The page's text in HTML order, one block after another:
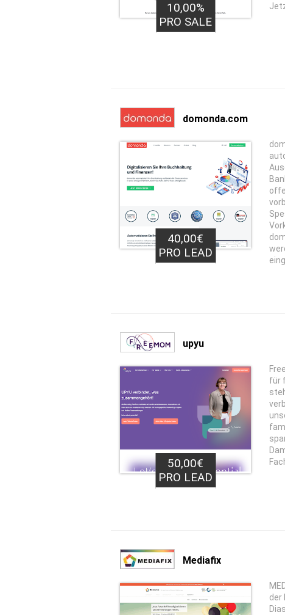
10,00%
PRO SALE
domonda.com
40,00€
PRO LEAD
upyu
50,00€
PRO LEAD
für
Mediafix
der